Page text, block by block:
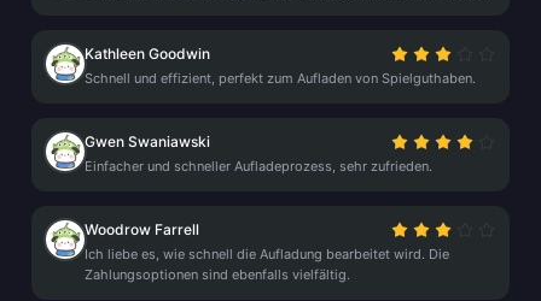
Kathleen Goodwin
Schnell und effizient, perfekt zum Aufladen von Spielguthaben.
Gwen Swaniawski
Einfacher und schneller Aufladeprozess, sehr zufrieden.
Woodrow Farrell
Ich liebe es, wie schnell die Aufladung bearbeitet wird. Die
Zahlungsoptionen sind ebenfalls vielfältig.